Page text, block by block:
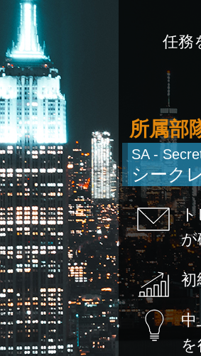
任務
所属部
SA -
シーク
ト
が
初
中